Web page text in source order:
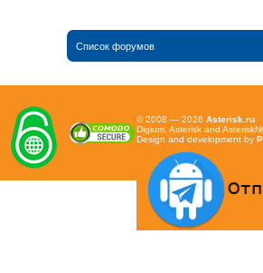
Список форумов
© 2008 — 2026 Asterisk.ru
Digium, Asterisk and
Design and development by